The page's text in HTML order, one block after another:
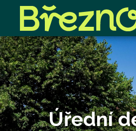
Úřední